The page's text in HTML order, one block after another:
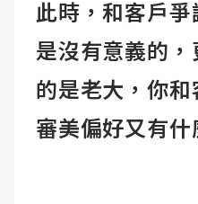
此時，和客戶
是沒有意義的
的是老大，你
審美偏好又有什